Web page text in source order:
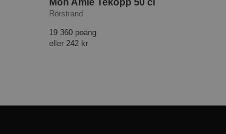
Mon Amie Tekopp 50 cl
Rörstrand
19 360 poäng
eller 242 kr